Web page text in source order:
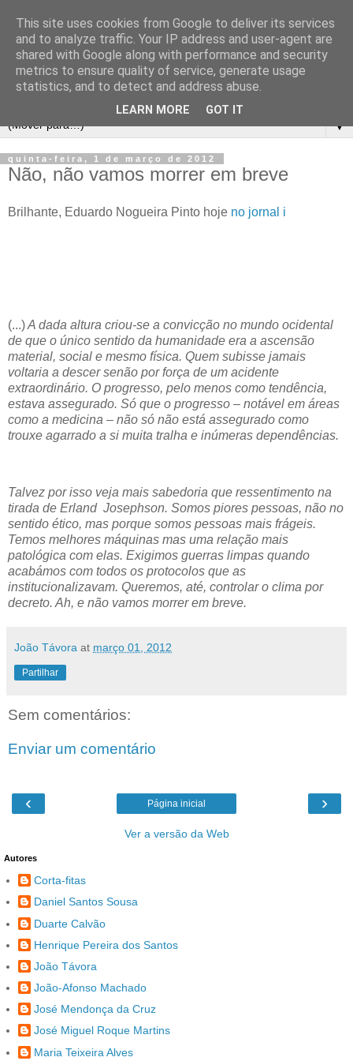
▼
quinta-feira, 1 de março de 2012
Não, não vamos morrer em breve
Brilhante, Eduardo Nogueira Pinto hoje no jornal i
(...)A dada altura criou-se a convicção no mundo ocidental
de que o único sentido da humanidade era a ascensão
material, social e mesmo física. Quem subisse jamais
voltaria a descer senão por força de um acidente
extraordinário. O progresso, pelo menos como tendência,
estava assegurado. Só que o progresso – notável em áreas
como a medicina – não só não está assegurado como
trouxe agarrado a si muita tralha e inúmeras dependências.
Talvez por isso veja mais sabedoria que ressentimento na
tirada de Erland Josephson. Somos piores pessoas, não no
sentido ético, mas porque somos pessoas mais frágeis.
Temos melhores máquinas mas uma relação mais
patológica com elas. Exigimos guerras limpas quando
acabámos com todos os protocolos que as
institucionalizavam. Queremos, até, controlar o clima por
decreto. Ah, e não vamos morrer em breve.
João Távora at março 01, 2012
Partilhar
Sem comentários:
Enviar um comentário
‹ ›
Página inicial
Ver a versão da Web
Autores
Corta-fitas
Daniel Santos Sousa
Duarte Calvão
Henrique Pereira dos Santos
João Távora
João-Afonso Machado
José Mendonça da Cruz
José Miguel Roque Martins
Maria Teixeira Alves
This site uses cookies from Google to deliver its services
and to analyze traffic. Your IP address and user-agent are
shared with Google along with performance and security
metrics to ensure quality of service, generate usage
statistics, and to detect and address abuse.
LEARN MORE GOT IT